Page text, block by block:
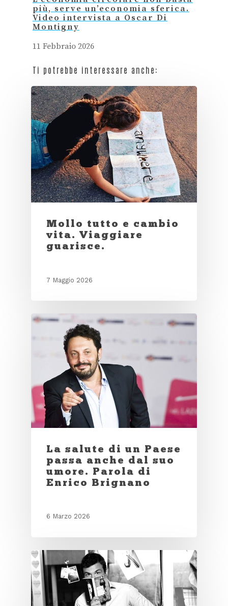
più, serve un’economia sferica.
Video intervista a Oscar Di
Montigny
11 Febbraio 2026
Ti potrebbe interessare anche:
Mollo tutto e cambio
vita. Viaggiare
guarisce.
7 Maggio 2026
La salute di un Paese
passa anche dal suo
umore. Parola di
Enrico Brignano
6 Marzo 2026